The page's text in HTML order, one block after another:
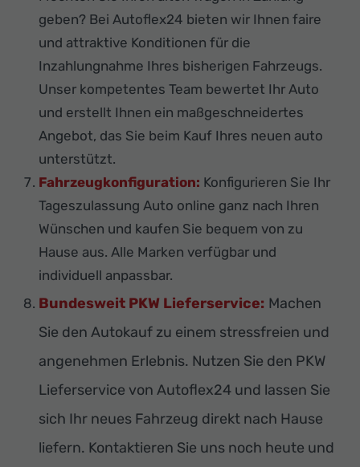
geben? Bei Autoflex24 bieten wir Ihnen faire
und attraktive Konditionen für die
Inzahlungnahme Ihres bisherigen Fahrzeugs.
Unser kompetentes Team bewertet Ihr Auto
und erstellt Ihnen ein maßgeschneidertes
Angebot, das Sie beim Kauf Ihres neuen auto
unterstützt.
Fahrzeugkonfiguration: Konfigurieren Sie Ihr
Tageszulassung Auto online ganz nach Ihren
Wünschen und kaufen Sie bequem von zu
Hause aus. Alle Marken verfügbar und
individuell anpassbar.
Bundesweit PKW Lieferservice: Machen
Sie den Autokauf zu einem stressfreien und
angenehmen Erlebnis. Nutzen Sie den PKW
Lieferservice von Autoflex24 und lassen Sie
sich Ihr neues Fahrzeug direkt nach Hause
liefern. Kontaktieren Sie uns noch heute und